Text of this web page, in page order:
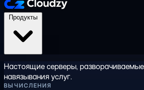
Настоящие серверы,
навязывания услуг.
ВЫЧИСЛЕНИЯ